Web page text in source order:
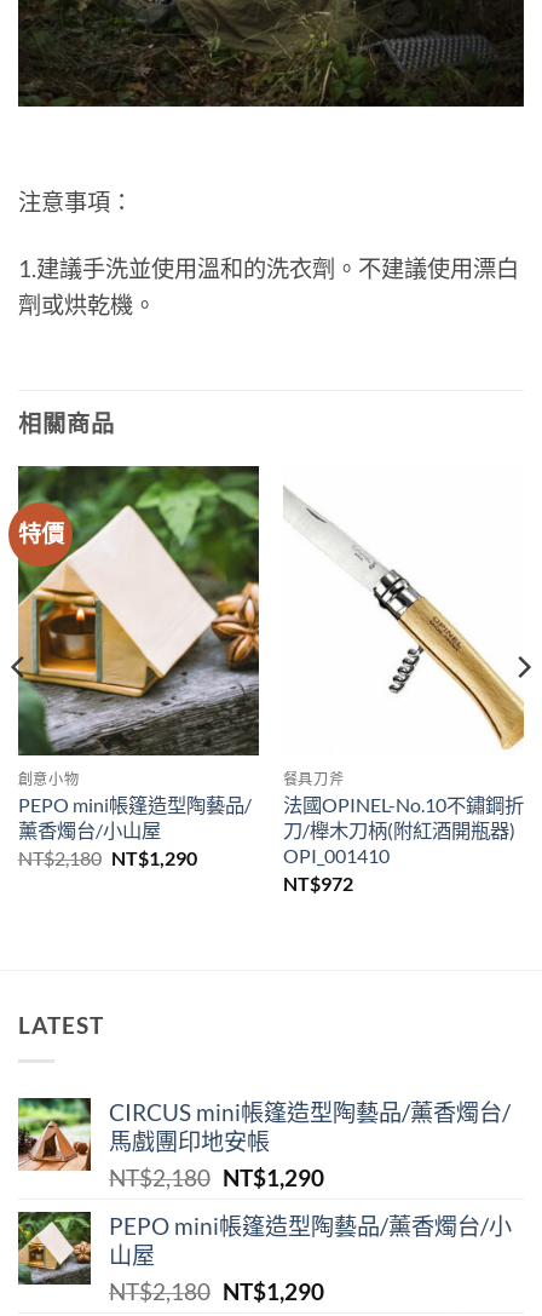
注意事項：
1.建議手洗並使用溫和的洗衣劑。不建議使用漂白
劑或烘乾機。
相關商品
特價
創意小物
PEPO mini帳篷造型陶藝品/
薰香燭台/小山屋
NT$2,180 原
NT$1,290目
餐具刀斧
法國OPINEL-No.10不鏽鋼折
刀/櫸木刀柄(附紅酒開瓶器)
OPI_001410
NT$972
LATEST
CIRCUS mini帳篷造型陶藝品/薰香燭台/
馬戲團印地安帳
NT$2,180 原
價
NT$2,180。
NT$1,290目
價
NT$1,290。
PEPO mini帳篷造型陶藝品/薰香燭台/小
山屋
NT$2,180 原
NT$1,290目